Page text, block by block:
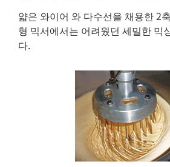
얇은 와이어 와 다수선을 채용한 2
형 믹서에서는 어려웠던 세밀한 믹
다.